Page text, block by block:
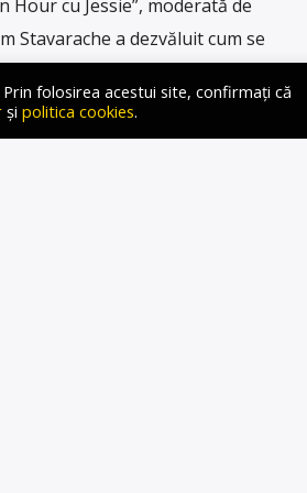
Hour cu Jessie”, moderată de
Stavarache a dezvăluit cum se
se activează în fiecare dintre noi
folosirea acestui site, confirmați că
și politica cookies.